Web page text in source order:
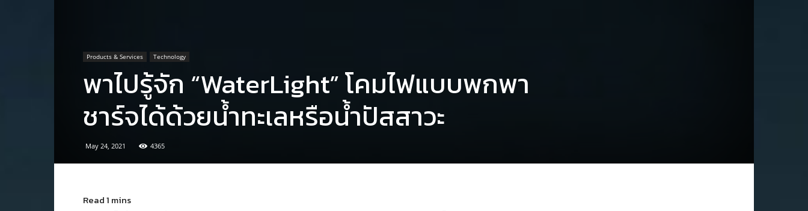
Products & Services Technology
พาไปรู้จัก “WaterLight” โคมไฟแบบพกพา
ชาร์จได้ด้วยน้ำทะเลหรือน้ำปัสสาวะ
May 24, 2021 4365